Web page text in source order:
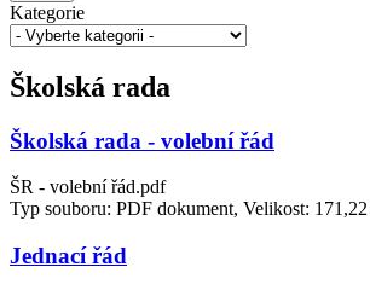
Kategorie
Školská rada
Školská rada - volební řád
ŠR - volební řád.pdf
Typ souboru: PDF dokument, Velikost:
Jednací řád